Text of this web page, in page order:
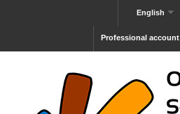
English
Professional account